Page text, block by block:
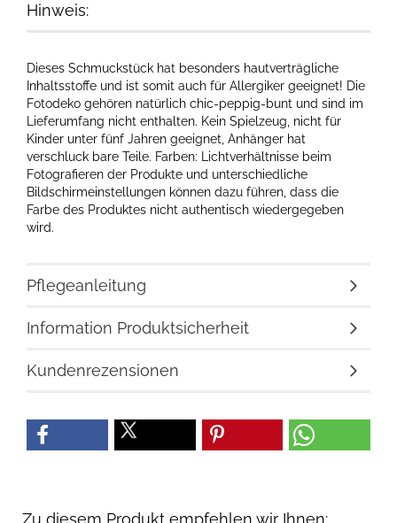
Hinweis:
Dieses Schmuckstück hat besonders hautverträgliche
Inhaltsstoffe und ist somit auch für Allergiker geeignet! Die
Fotodeko gehören natürlich chic-peppig-bunt und sind im
Lieferumfang nicht enthalten. Kein Spielzeug, nicht für
Kinder unter fünf Jahren geeignet, Anhänger hat
verschluck bare Teile. Farben: Lichtverhältnisse beim
Fotografieren der Produkte und unterschiedliche
Bildschirmeinstellungen können dazu führen, dass die
Farbe des Produktes nicht authentisch wiedergegeben
wird.
Pflegeanleitung
Information Produktsicherheit
Kundenrezensionen
Zu diesem Produkt empfehlen wir Ihnen: